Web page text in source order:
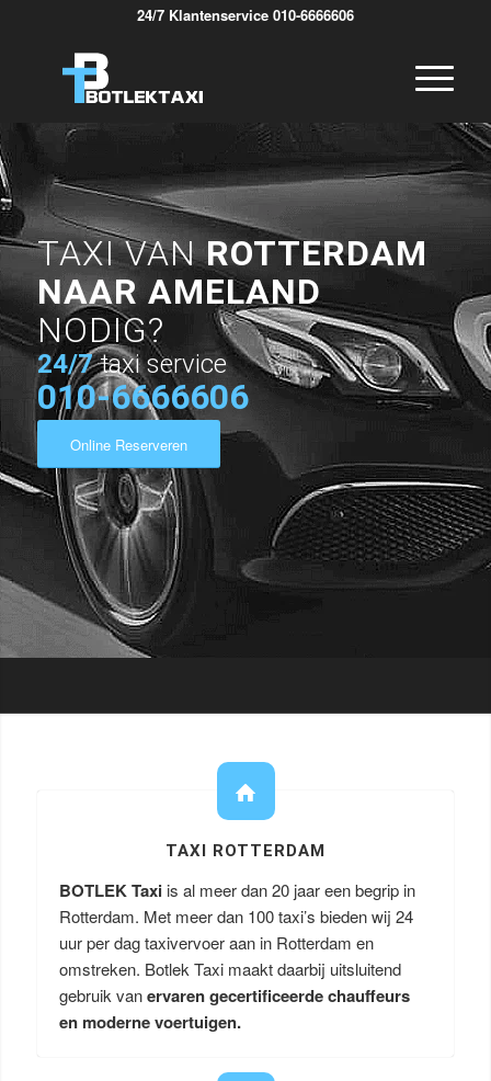
24/7 Klantenservice 010-6666606
TAXI VANROTTERDAM
NAAR AMELAND
NODIG?
24/7 taxi service
010-6666606
Online Reserveren
TAXI ROTTERDAM
BOTLEK Taxi is al meer dan 20 jaar een begrip in
Rotterdam. Met meer dan 100 taxi’s bieden wij 24
uur per dag taxivervoer aan in Rotterdam en
omstreken. Botlek Taxi maakt daarbij uitsluitend
gebruik vanervaren gecertificeerde chauffeurs
en moderne voertuigen.